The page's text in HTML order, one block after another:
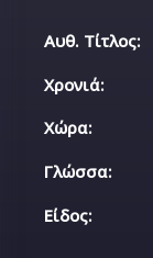
Αυθ. Τίτλος:
Χρονιά:
Χώρα:
Γλώσσα:
Είδος: